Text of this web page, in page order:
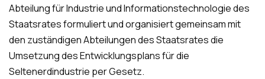
Abteilung für Industrie und Informationstechnologie des
Staatsrates formuliert und organisiert gemeinsam mit
den zuständigen Abteilungen des Staatsrates die
Umsetzung des Entwicklungsplans für die
Seltenerdindustrie per Gesetz.